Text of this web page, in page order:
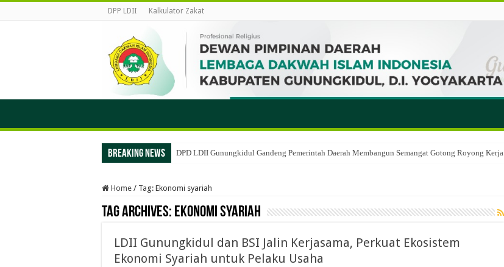
DPP LDII Kalkulator Zakat
Breaking News DPD LDII Gunungkidul Gandeng Pemerintah Daerah Membangun Semangat Gotong Royong
Home / Tag: Ekonomi syariah
Tag Archives: Ekonomi syariah
LDII Gunungkidul dan BSI Jalin Kerjasama, Perkuat Ekosistem
Ekonomi Syariah untuk Pelaku Usaha